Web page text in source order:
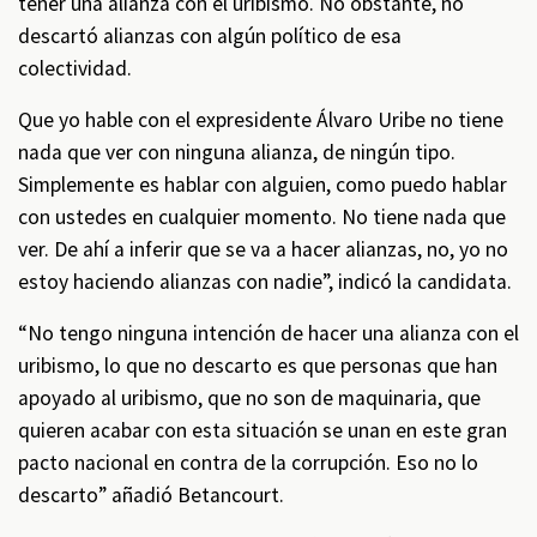
descartó alianzas con algún político de esa
colectividad.
Que yo hable con el expresidente Álvaro Uribe no tiene
nada que ver con ninguna alianza, de ningún tipo.
Simplemente es hablar con alguien, como puedo hablar
con ustedes en cualquier momento. No tiene nada que
ver. De ahí a inferir que se va a hacer alianzas, no, yo no
estoy haciendo alianzas con nadie”, indicó la candidata.
“No tengo ninguna intención de hacer una alianza con el
uribismo, lo que no descarto es que personas que han
apoyado al uribismo, que no son de maquinaria, que
quieren acabar con esta situación se unan en este gran
pacto nacional en contra de la corrupción. Eso no lo
descarto” añadió Betancourt.